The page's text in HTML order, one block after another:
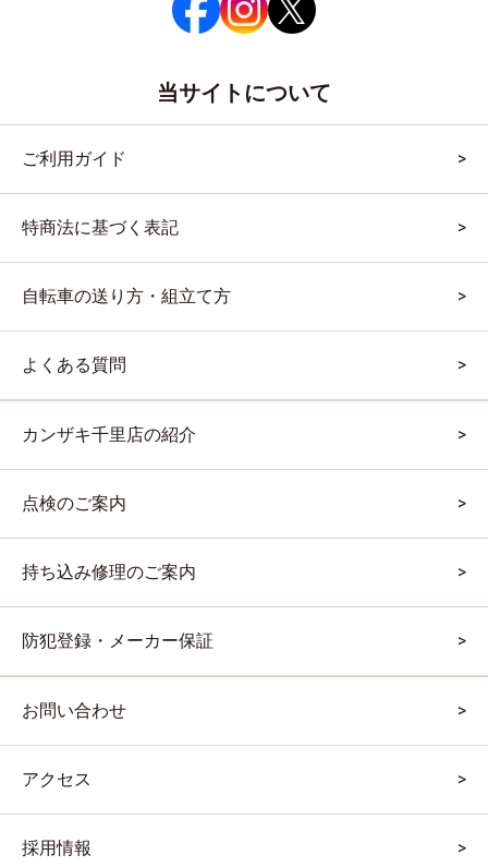
当サイトについて
ご利用ガイド
特商法に基づく表記
自転車の送り方・組立て方
よくある質問
カンザキ千里店の紹介
点検のご案内
持ち込み修理のご案内
防犯登録・メーカー保証
お問い合わせ
アクセス
採用情報